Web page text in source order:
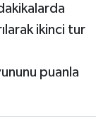
ikinci tur
puanla